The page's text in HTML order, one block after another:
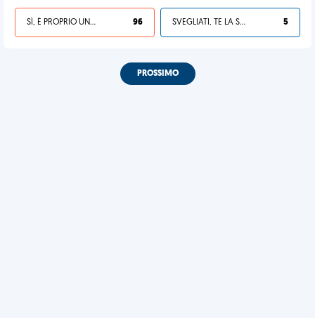
SÌ, È PROPRIO UNA VDM! 96 SVEGLIATI, TE LA SEI CERCATA! 5
PROSSIMO